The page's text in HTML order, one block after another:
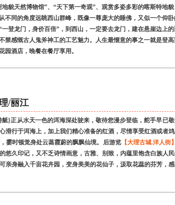
貌天然博物馆”、“天下第一奇观”、观赏多姿多彩的喀斯特地
不同的角度远眺西山群峰，既像一尊庞大的睡佛，又似一个
登龙门，身价百倍”，到西山，一定要去龙门，建在悬崖边上
禁感慨古人鬼斧神工的工艺魅力。人生最惬意的事之一就是
酒店，晚餐在餐厅享用。
/丽江
艇}正从水天一色的洱海深处驶来，敬待您漫步登临，舵手早
滑行于洱海上，加上我们精心准备的红酒，尽情享受红酒或
霎时顿觉身处云蒸霞蔚的飘飘仙境。后游览【大理古城.洋人街】
悠久印记，又不乏诗情画意，古雅、别致，内蕴里饱含白族
身融入千亩花卉园，变身美美的花仙子，汲取花蕊的芬芳，